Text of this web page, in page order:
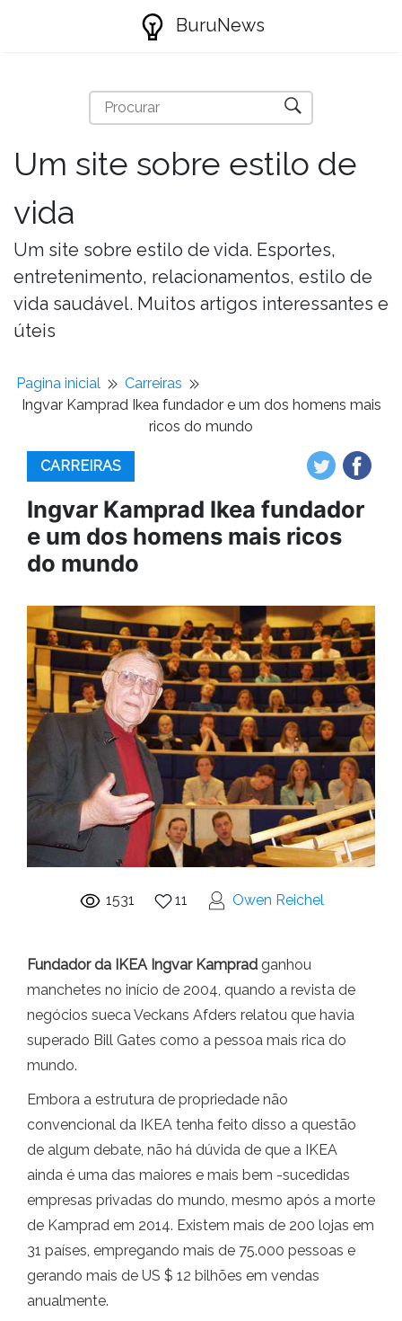
BuruNews
Um site sobre estilo de
vida
Um site sobre estilo de vida. Esportes,
entretenimento, relacionamentos, estilo de
vida saudável. Muitos artigos interessantes e
úteis
Pagina inicial
Carreiras
Ingvar Kamprad Ikea fundador e um dos homens mais
ricos do mundo
CARREIRAS
Ingvar Kamprad Ikea fundador
e um dos homens mais ricos
do mundo
1531 11 Owen Reichel
Fundador da IKEA Ingvar Kamprad ganhou
manchetes no início de 2004, quando a revista de
negócios sueca Veckans Afders relatou que havia
superado Bill Gates como a pessoa mais rica do
mundo.
Embora a estrutura de propriedade não
convencional da IKEA tenha feito disso a questão
de algum debate, não há dúvida de que a IKEA
ainda é uma das maiores e mais bem -sucedidas
empresas privadas do mundo, mesmo após a morte
de Kamprad em 2014. Existem mais de 200 lojas em
31 países, empregando mais de 75.000 pessoas e
gerando mais de US $ 12 bilhões em vendas
anualmente.